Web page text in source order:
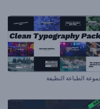
الطباعة النظيفة